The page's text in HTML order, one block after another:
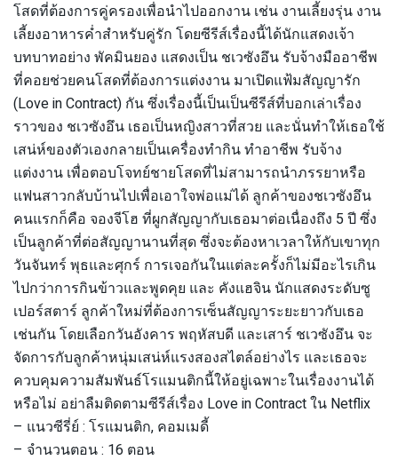
โสดที่ต้องการคู่ครองเพื่อนำไปออกงาน เช่น งานเลี้ยงรุ่น งาน
เลี้ยงอาหารค่ำสำหรับคู่รัก โดยซีรีส์เรื่องนี้ได้นักแสดงเจ้า
บทบาทอย่าง พัคมินยอง แสดงเป็น ชเวซังอึน รับจ้างมืออาชีพ
ที่คอยช่วยคนโสดที่ต้องการแต่งงาน มาเปิดแฟ้มสัญญารัก
(Love in Contract) กัน ซึ่งเรื่องนี้เป็นเป็นซีรีส์ที่บอกเล่าเรื่อง
ราวของ ชเวซังอึน เธอเป็นหญิงสาวที่สวย และนั่นทำให้เธอใช้
เสน่ห์ของตัวเองกลายเป็นเครื่องทำกิน ทำอาชีพ รับจ้าง
แต่งงาน เพื่อตอบโจทย์ชายโสดที่ไม่สามารถนำภรรยาหรือ
แฟนสาวกลับบ้านไปเพื่อเอาใจพ่อแม่ได้ ลูกค้าของชเวซังอึน
คนแรกก็คือ จองจีโฮ ที่ผูกสัญญากับเธอมาต่อเนื่องถึง 5 ปี ซึ่ง
เป็นลูกค้าที่ต่อสัญญานานที่สุด ซึ่งจะต้องหาเวลาให้กับเขาทุก
วันจันทร์ พุธและศุกร์ การเจอกันในแต่ละครั้งก็ไม่มีอะไรเกิน
ไปกว่าการกินข้าวและพูดคุย และ คังแฮจิน นักแสดงระดับซู
เปอร์สตาร์ ลูกค้าใหม่ที่ต้องการเซ็นสัญญาระยะยาวกับเธอ
เช่นกัน โดยเลือกวันอังคาร พฤหัสบดี และเสาร์ ชเวซังอึน จะ
จัดการกับลูกค้าหนุ่มเสน่ห์แรงสองสไตล์อย่างไร และเธอจะ
ควบคุมความสัมพันธ์โรแมนติกนี้ให้อยู่เฉพาะในเรื่องงานได้
หรือไม่ อย่าลืมติดตามซีรีส์เรื่อง Love in Contract ใน Netflix
– แนวซีรี่ย์ : โรแมนติก, คอมเมดี้
– จำนวนตอน : 16 ตอน